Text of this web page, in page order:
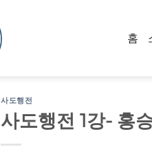
홈
사도행전
사도행전 1강- 홍